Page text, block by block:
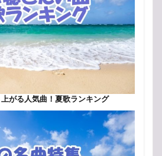
がる人気曲！夏歌ランキング